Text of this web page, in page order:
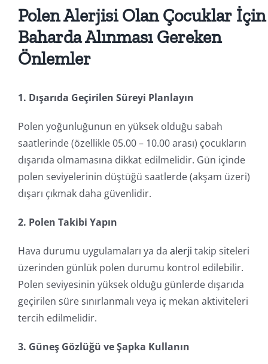
Polen Alerjisi Olan Çocuklar İçin
Baharda Alınması Gereken
Önlemler
1. Dışarıda Geçirilen Süreyi Planlayın
Polen yoğunluğunun en yüksek olduğu sabah
saatlerinde (özellikle 05.00 – 10.00 arası) çocukların
dışarıda olmamasına dikkat edilmelidir. Gün içinde
polen seviyelerinin düştüğü saatlerde (akşam üzeri)
dışarı çıkmak daha güvenlidir.
2. Polen Takibi Yapın
Hava durumu uygulamaları ya da alerji takip siteleri
üzerinden günlük polen durumu kontrol edilebilir.
Polen seviyesinin yüksek olduğu günlerde dışarıda
geçirilen süre sınırlanmalı veya iç mekan aktiviteleri
tercih edilmelidir.
3. Güneş Gözlüğü ve Şapka Kullanın